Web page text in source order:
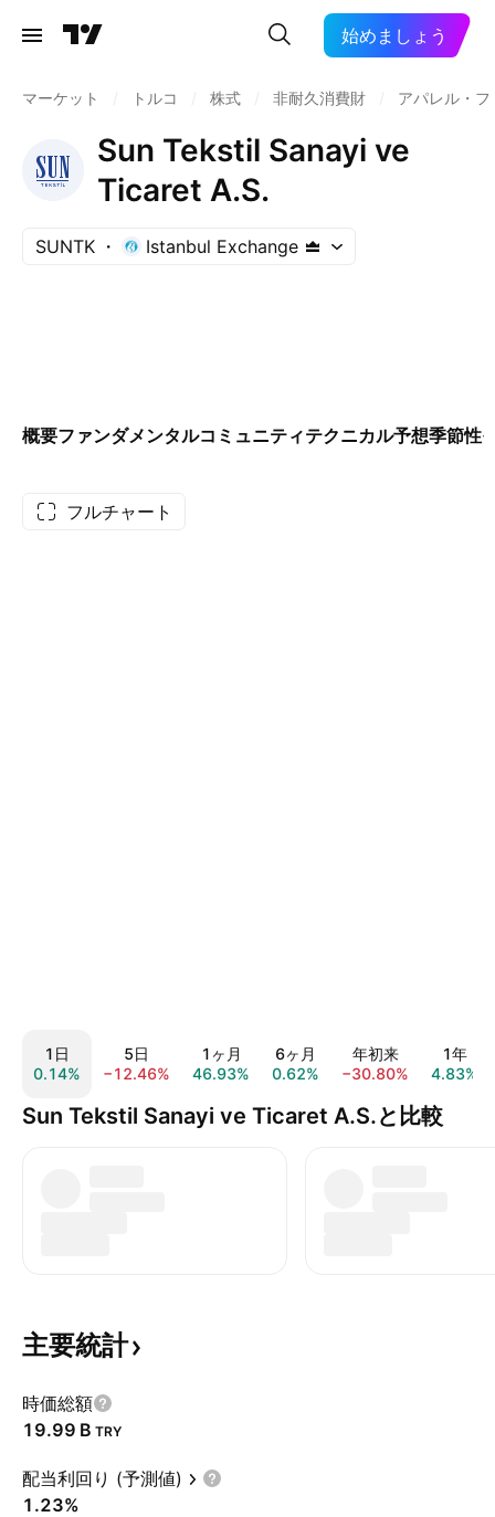
始めましょう
マーケット トルコ 株式 非耐久消費財 アパレル・
Sun Tekstil Sanayi ve
Ticaret A.S.
SUNTK Istanbul Exchange
概要ファンダメンタルコミュニティテクニカル予想季節性
フルチャート
1日
0.14%
5日
−12.46%
1ヶ月
46.93%
6ヶ月
0.62%
年初来
−30.80%
1年
4.83%
Sun Tekstil Sanayi ve Ticaret A.S.と比較
主要統計
時価総額
‪19.99 B‬ TRY
配当利回り (予測値)
1.23%